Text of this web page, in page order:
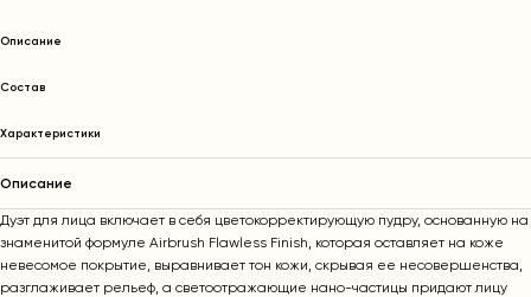
Описание
Cостав
Характеристики
Описание
Дуэт для лица включает в себя цветокорректирующую пудру, основанную на
знаменитой формуле Airbrush Flawless Finish, которая оставляет на коже
невесомое покрытие, выравнивает тон кожи, скрывая ее несовершенства,
разглаживает рельеф, а светоотражающие нано-частицы придают лицу